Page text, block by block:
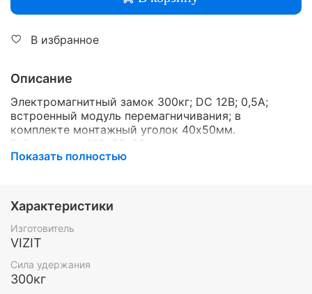
В избранное
Описание
Электромагнитный замок 300кг; DC 12В; 0,5А;
встроенный модуль перемагничивания; в
комплекте монтажный уголок 40х50мм.
Габ.размеры: 188х55х35мм.
Показать полностью
Характеристики
Изготовитель
VIZIT
Сила удержания
300кг